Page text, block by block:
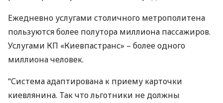
Ежедневно услугами столичного метрополитена
пользуются более полутора миллиона пассажиров.
Услугами КП «Киевпастранс» – более одного
миллиона человек.
“Система адаптирована к приему карточки
киевлянина. Так что льготники не должны